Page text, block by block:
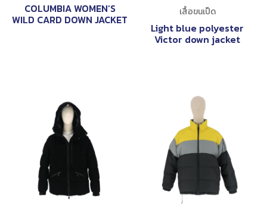
COLUMBIA WOMEN’S
WILD CARD DOWN JACKET
เสื้อขนเป็ด
Light blue polyester
Victor down jacket